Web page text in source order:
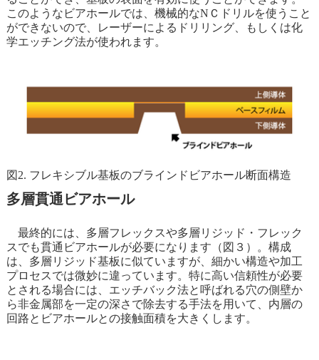
このようなビアホールでは、機械的なNＣドリルを使うこと
ができないので、レーザーによるドリリング、もしくは化
学エッチング法が使われます。
図2. フレキシブル基板のブラインドビアホール断面構造
多層貫通ビアホール
最終的には、多層フレックスや多層リジッド・フレック
スでも貫通ビアホールが必要になります（図３）。構成
は、多層リジッド基板に似ていますが、細かい構造や加工
プロセスでは微妙に違っています。特に高い信頼性が必要
とされる場合には、エッチバック法と呼ばれる穴の側壁か
ら非金属部を一定の深さで除去する手法を用いて、内層の
回路とビアホールとの接触面積を大きくします。